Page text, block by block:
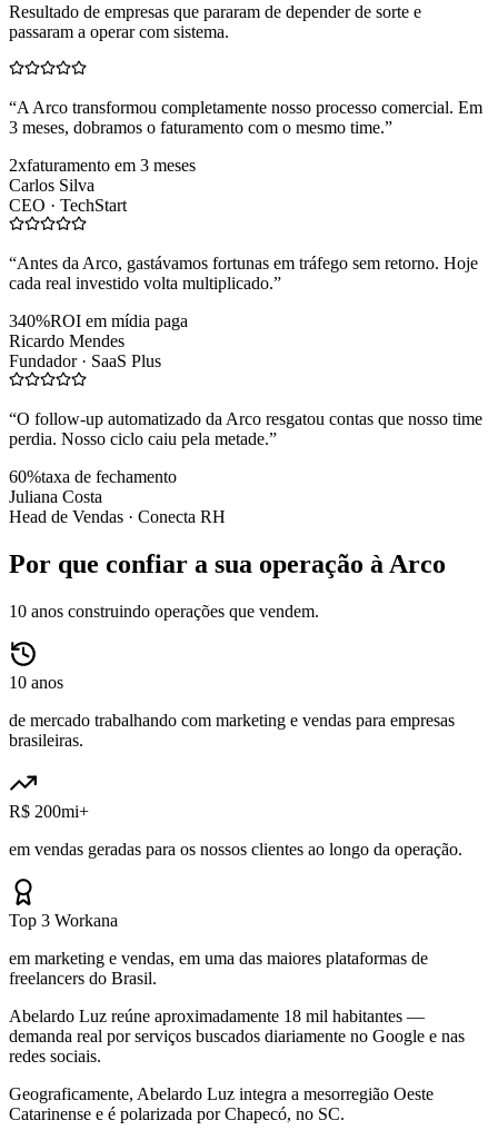
Resultado de empresas que pararam de depender de sorte e
passaram a operar com sistema.
“A Arco transformou completamente nosso processo comercial. Em
3 meses, dobramos o faturamento com o mesmo time.”
2xfaturamento em 3 meses
Carlos Silva
CEO · TechStart
“Antes da Arco, gastávamos fortunas em tráfego sem retorno. Hoje
cada real investido volta multiplicado.”
340%ROI em mídia paga
Ricardo Mendes
Fundador · SaaS Plus
“O follow-up automatizado da Arco resgatou contas que nosso time
perdia. Nosso ciclo caiu pela metade.”
60%taxa de fechamento
Juliana Costa
Head de Vendas · Conecta RH
Por que confiar a sua operação à Arco
10 anos construindo operações que vendem.
10 anos
de mercado trabalhando com marketing e vendas para empresas
brasileiras.
R$ 200mi+
em vendas geradas para os nossos clientes ao longo da operação.
Top 3 Workana
em marketing e vendas, em uma das maiores plataformas de
freelancers do Brasil.
Abelardo Luz reúne aproximadamente 18 mil habitantes —
demanda real por serviços buscados diariamente no Google e nas
redes sociais.
Geograficamente, Abelardo Luz integra a mesorregião Oeste
Catarinense e é polarizada por Chapecó, no SC.